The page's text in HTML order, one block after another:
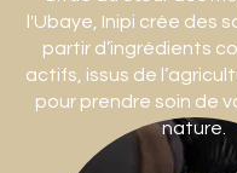
l'Ubaye, Inipi crée des
partir d’ingrédients
actifs, issus de
pour prendre soin de
nature.